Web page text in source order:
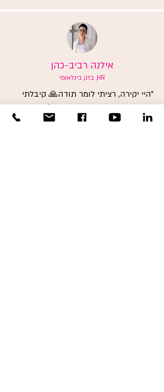
אילנה רביב-כהן
HR, בזק בינלאומי
"היי יקירה, רציתי לומר תודה🙏 קיבלתי
פידבקים מצוינים שהרבה זמן לא שמענו
ממנהלים... נשמח לקבוע מפגש המשך.